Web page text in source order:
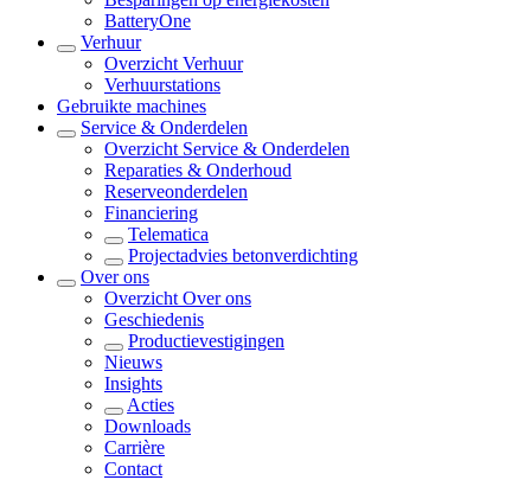
BatteryOne
Verhuur
Overzicht Verhuur
Verhuurstations
Gebruikte machines
Service & Onderdelen
Overzicht Service & Onderdelen
Reparaties & Onderhoud
Reserveonderdelen
Financiering
Telematica
Projectadvies betonverdichting
Over ons
Overzicht Over ons
Geschiedenis
Productievestigingen
Nieuws
Insights
Acties
Downloads
Carrière
Contact